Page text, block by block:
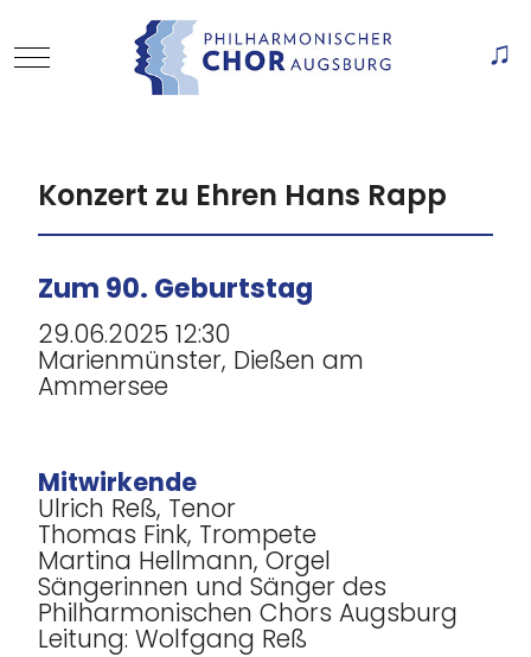
Mobile Menu Toggle
Konzert zu Ehren Hans Rapp
Zum 90. Geburtstag
29.06.2025 12:30
Marienmünster, Dießen am
Ammersee
Mitwirkende
Ulrich Reß, Tenor
Thomas Fink, Trompete
Martina Hellmann, Orgel
Sängerinnen und Sänger des
Philharmonischen Chors Augsburg
Leitung: Wolfgang Reß